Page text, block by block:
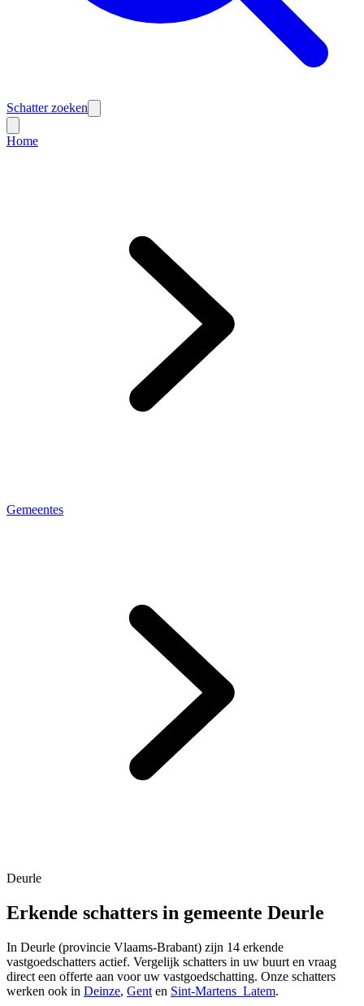
Schatter zoeken
Home
Gemeentes
Deurle
Erkende schatters in gemeente Deurle
In Deurle (provincie Vlaams-Brabant) zijn 14 erkende
vastgoedschatters actief. Vergelijk schatters in uw buurt en vraag
direct een offerte aan voor uw vastgoedschatting. Onze schatters
werken ook in Deinze, Gent en Sint-Martens_Latem.